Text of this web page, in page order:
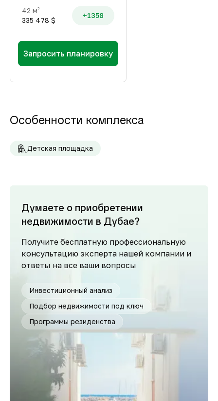
42 м2
335 478 $
+1358
Запросить планировку
Особенности комплекса
Детская площадка
Думаете о приобретении
недвижимости в Дубае?
Получите бесплатную профессиональную
консультацию эксперта нашей компании и
ответы на все ваши вопросы
Инвестиционный анализ
Подбор недвижимости под ключ
Программы резиденства